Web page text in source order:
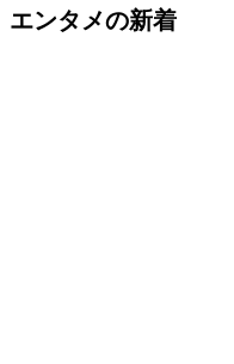
エンタメの新着